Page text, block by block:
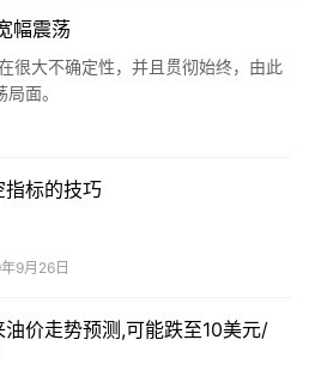
幅震荡
大不确定性，并且贯彻始终，由此
面。
指标的技巧
9月26日
油价走势预测,可能跌至10美元/